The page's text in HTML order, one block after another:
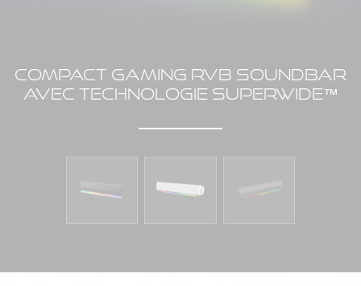
COMPACT GAMING RVB SOUNDBAR
AVEC TECHNOLOGIE SUPERWIDE™